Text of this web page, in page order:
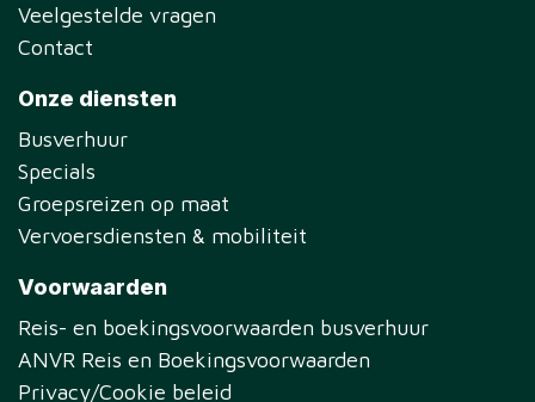
Veelgestelde vragen
Contact
Onze diensten
Busverhuur
Specials
Groepsreizen op maat
Vervoersdiensten & mobiliteit
Voorwaarden
Reis- en boekingsvoorwaarden busverhuur
ANVR Reis en Boekingsvoorwaarden
Privacy/Cookie beleid